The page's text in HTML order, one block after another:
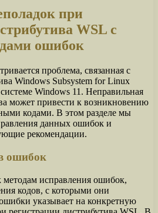
при
WSL с
ошибок
проблема, связанная с
Windows Subsystem for Linux
Windows 11. Неправильная
может привести к возникновению
кодами. В этом разделе мы
данных ошибок и
рекомендации.
ошибок
методам исправления ошибок,
кодов, с которыми они
указывает на конкретную